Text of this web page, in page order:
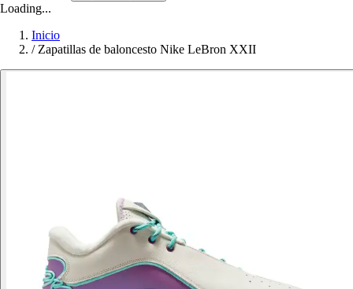
Loading...
Inicio
/ Zapatillas de baloncesto Nike LeBron XXII